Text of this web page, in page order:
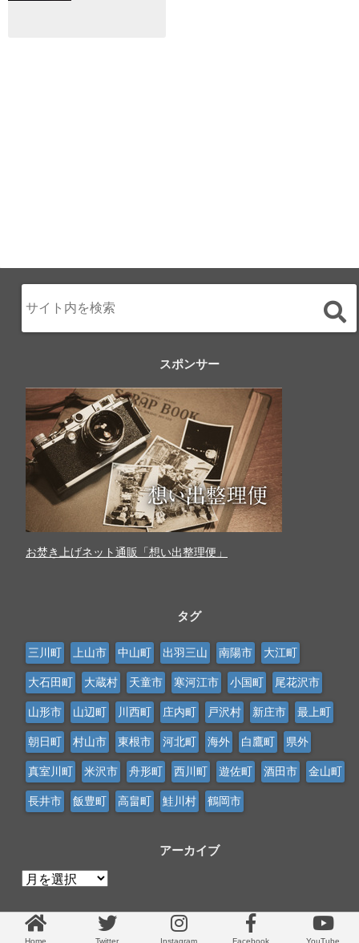
スポンサー
お焚き上げネット通販「想い出整理便」
タグ
三川町 上山市 中山町 出羽三山 南陽市 大江町
大石田町 大蔵村 天童市 寒河江市 小国町 尾花沢市
山形市 山辺町 川西町 庄内町 戸沢村 新庄市 最上町
朝日町 村山市 東根市 河北町 海外 白鷹町 県外
真室川町 米沢市 舟形町 西川町 遊佐町 酒田市 金山町
長井市 飯豊町 高畠町 鮭川村 鶴岡市
アーカイブ
ア
カ
イ
Home Twitter Instagram Facebook YouTube